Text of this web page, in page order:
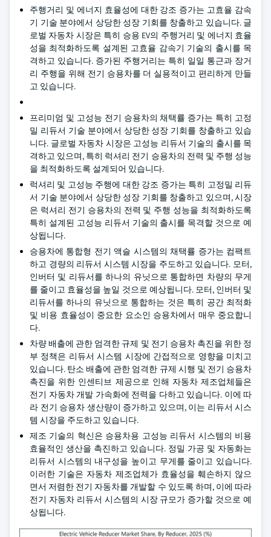
주행거리 및 에너지 효율성에 대한 강조 증가는 고효율 감속
기 기술 분야에서 상당한 성장 기회를 창출하고 있습니다. 글
로벌 자동차 시장은 특히 승용 EV의 주행거리 및 에너지 효율
성을 최적화하도록 설계된 고효율 감속기 기술의 출시를 목
격하고 있습니다. 증가된 주행거리는 특히 일일 통근과 장거
리 주행을 위해 전기 승용차를 더 실용적이고 편리하게 만들
고 있습니다.
프리미엄 및 고성능 전기 승용차의 채택률 증가는 특히 고정
밀 리듀서 기술 분야에서 상당한 성장 기회를 창출하고 있습
니다. 글로벌 자동차 시장은 고성능 리듀서 기술의 출시를 목
격하고 있으며, 특히 럭셔리 전기 승용차의 전력 및 주행 성능
을 최적화하도록 설계되어 있습니다.
럭셔리 및 고성능 주행에 대한 강조 증가는 특히 고정밀 리듀
서 기술 분야에서 상당한 성장 기회를 창출하고 있으며, 시장
은 럭셔리 전기 승용차의 전력 및 주행 성능을 최적화하도록
특히 설계된 고성능 리듀서 기술의 출시를 목격할 것으로 예
상됩니다.
승용차에 통합형 전기 액슬 시스템의 채택률 증가는 컴팩트
하고 경량의 리듀서 시스템 시장을 주도하고 있습니다. 모터,
인버터 및 리듀서를 하나의 유닛으로 통합하면 차량의 무게
를 줄이고 효율성을 높일 것으로 예상됩니다. 모터, 인버터 및
리듀서를 하나의 유닛으로 통합하는 것은 특히 공간 최적화
및 비용 효율성이 중요한 요소인 승용차에서 매우 중요합니
다.
차량 배출에 관한 엄격한 규제 및 전기 승용차 촉진을 위한 정
부 정책은 리듀서 시스템 시장에 간접적으로 영향을 미치고
있습니다. 탄소 배출에 관한 엄격한 규제 시행 및 전기 승용차
촉진을 위한 인센티브 제공으로 인해 자동차 제조업체들은
전기 자동차 개발 가속화에 전력을 다하고 있습니다. 이에 따
라 전기 승용차 생산량이 증가하고 있으며, 이는 리듀서 시스
템 시장을 주도하고 있습니다.
제조 기술의 혁신은 승용차용 고성능 리듀서 시스템의 비용
효율적인 생산을 촉진하고 있습니다. 정밀 가공 및 자동화는
리듀서 시스템의 내구성을 높이고 무게를 줄이고 있습니다.
이러한 기술은 자동차 제조업체가 효율성을 훼손하지 않으
면서 저렴한 전기 자동차를 개발할 수 있도록 하며, 이에 따라
전기 자동차 리듀서 시스템의 시장 규모가 증가할 것으로 예
상됩니다.